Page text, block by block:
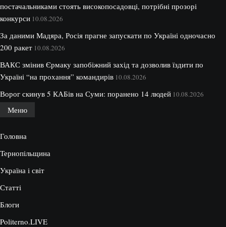
постачальниками стоять високопосадовці, потрібні прозорі
конкурси 10.08.2026
За даними Мадяра, Росія прагне запускати по Україні одночасно
200 ракет 10.08.2026
ВАКС змінив Єрмаку запобіжний захід та дозволив їздити по
Україні “на прохання” командирів 10.08.2026
Ворог скинув 5 КАБів на Суми: поранено 14 людей 10.08.2026
Меню
Головна
Тернопільщина
Україна і світ
Статті
Блоги
Politerno.LIVE